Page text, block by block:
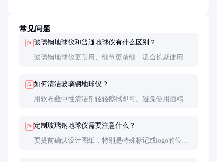
常见问题
问 玻璃钢地球仪和普通地球仪有什么区别？
玻璃钢地球仪更耐用、细节更精细，适合长期使用。
问 如何清洁玻璃钢地球仪？
用软布蘸中性清洁剂轻轻擦拭即可。避免使用酒精等
问 定制玻璃钢地球仪需要注意什么？
要提前确认设计图纸，特别是特殊标记或logo的位置